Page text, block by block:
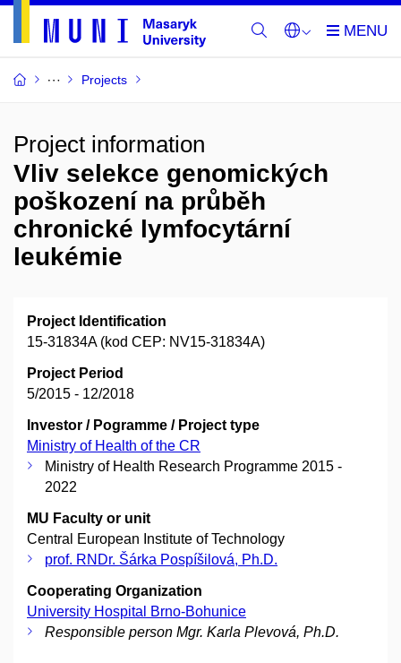
Projects
Project information
Vliv selekce genomických
poškození na průběh
chronické lymfocytární
leukémie
Project Identification
15-31834A (kod CEP: NV15-31834A)
Project Period
5/2015 - 12/2018
Investor / Pogramme / Project type
Ministry of Health of the CR
Ministry of Health Research Programme 2015 -
2022
MU Faculty or unit
Central European Institute of Technology
prof. RNDr. Šárka Pospíšilová, Ph.D.
Cooperating Organization
University Hospital Brno-Bohunice
Responsible person Mgr. Karla Plevová, Ph.D.